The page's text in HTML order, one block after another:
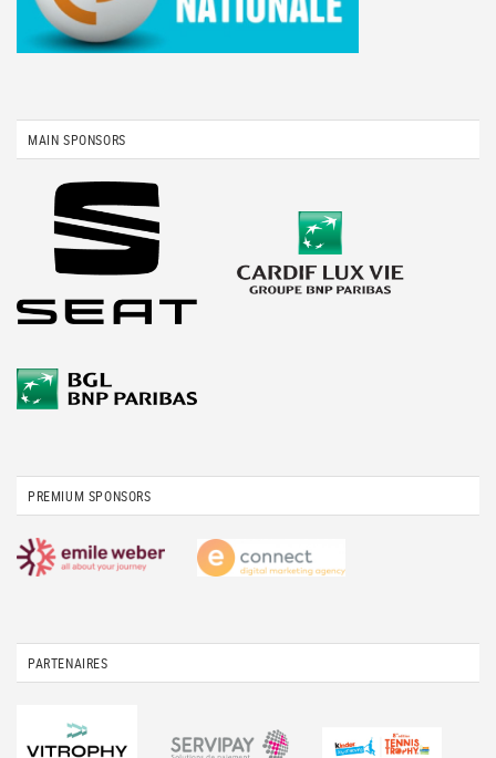
MAIN SPONSORS
PREMIUM SPONSORS
PARTENAIRES